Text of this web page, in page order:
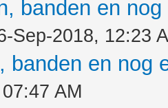
banden en
Sep-2018, 12:23
banden en nog
AM